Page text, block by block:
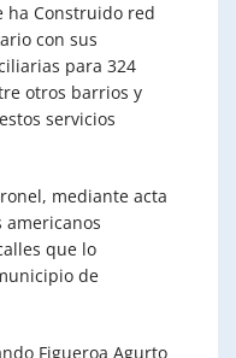
ha Construido red
con sus
para 324
otros barrios y
servicios
mediante acta
americanos
que lo
de
Figueroa Agurto